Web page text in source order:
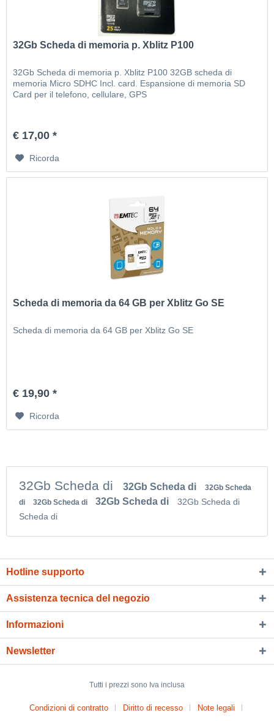
32Gb Scheda di memoria p. Xblitz P100
32Gb Scheda di memoria p. Xblitz P100 32GB scheda di
memoria Micro SDHC Incl. card. Espansione di memoria SD
Card per il telefono, cellulare, GPS
€ 17,00 *
Ricorda
Scheda di memoria da 64 GB per Xblitz Go SE
Scheda di memoria da 64 GB per Xblitz Go SE
€ 19,90 *
Ricorda
32Gb Scheda di 32Gb Scheda di
32Gb Scheda
di
32Gb Scheda di 32Gb Scheda di
32Gb Scheda di
Scheda di
Hotline supporto
Assistenza tecnica del negozio
Informazioni
Newsletter
Tutti i prezzi sono Iva inclusa
Condizioni di contratto Diritto di recesso Note legali